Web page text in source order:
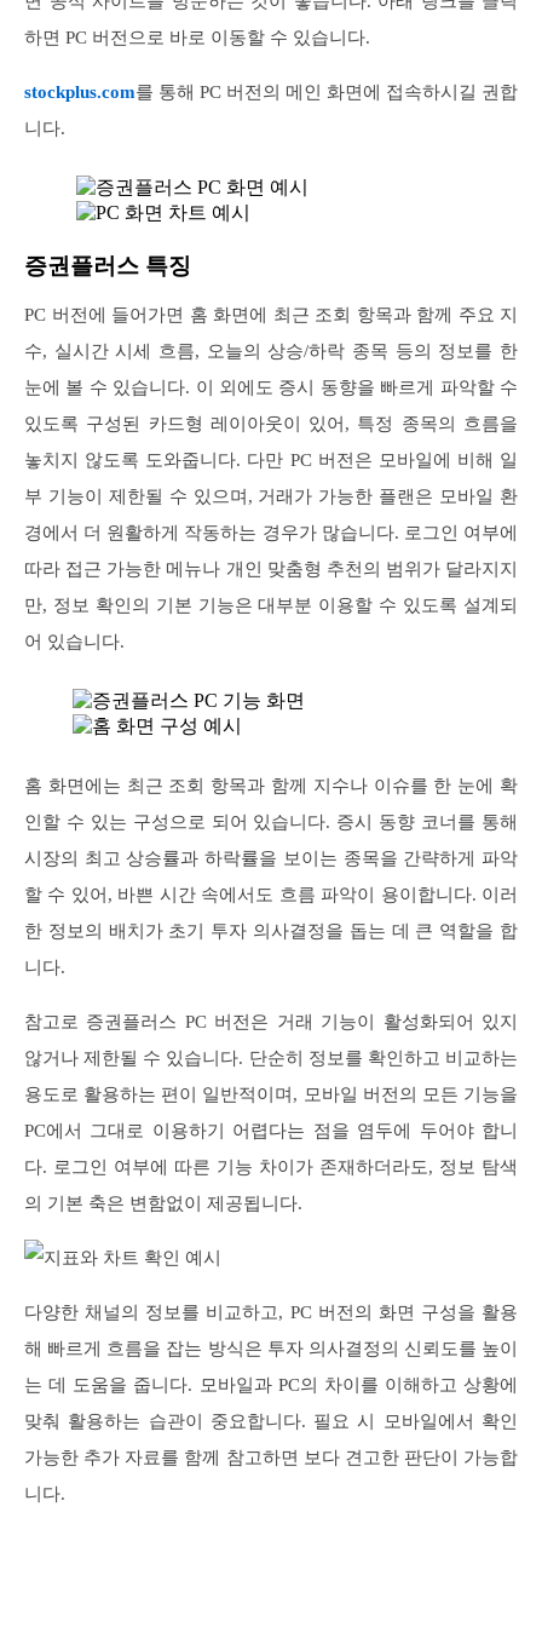
하면 PC 버전으로 바로 이동할 수 있습니다.
stockplus.com를 통해 PC 버전의 메인 화면에 접속하시길 권합
니다.
증권플러스 특징
PC 버전에 들어가면 홈 화면에 최근 조회 항목과 함께 주요 지
수, 실시간 시세 흐름, 오늘의 상승/하락 종목 등의 정보를 한
눈에 볼 수 있습니다. 이 외에도 증시 동향을 빠르게 파악할 수
있도록 구성된 카드형 레이아웃이 있어, 특정 종목의 흐름을
놓치지 않도록 도와줍니다. 다만 PC 버전은 모바일에 비해 일
부 기능이 제한될 수 있으며, 거래가 가능한 플랜은 모바일 환
경에서 더 원활하게 작동하는 경우가 많습니다. 로그인 여부에
따라 접근 가능한 메뉴나 개인 맞춤형 추천의 범위가 달라지지
만, 정보 확인의 기본 기능은 대부분 이용할 수 있도록 설계되
어 있습니다.
홈 화면에는 최근 조회 항목과 함께 지수나 이슈를 한 눈에 확
인할 수 있는 구성으로 되어 있습니다. 증시 동향 코너를 통해
시장의 최고 상승률과 하락률을 보이는 종목을 간략하게 파악
할 수 있어, 바쁜 시간 속에서도 흐름 파악이 용이합니다. 이러
한 정보의 배치가 초기 투자 의사결정을 돕는 데 큰 역할을 합
니다.
참고로 증권플러스 PC 버전은 거래 기능이 활성화되어 있지
않거나 제한될 수 있습니다. 단순히 정보를 확인하고 비교하는
용도로 활용하는 편이 일반적이며, 모바일 버전의 모든 기능을
PC에서 그대로 이용하기 어렵다는 점을 염두에 두어야 합니
다. 로그인 여부에 따른 기능 차이가 존재하더라도, 정보 탐색
의 기본 축은 변함없이 제공됩니다.
다양한 채널의 정보를 비교하고, PC 버전의 화면 구성을 활용
해 빠르게 흐름을 잡는 방식은 투자 의사결정의 신뢰도를 높이
는 데 도움을 줍니다. 모바일과 PC의 차이를 이해하고 상황에
맞춰 활용하는 습관이 중요합니다. 필요 시 모바일에서 확인
가능한 추가 자료를 함께 참고하면 보다 견고한 판단이 가능합
니다.